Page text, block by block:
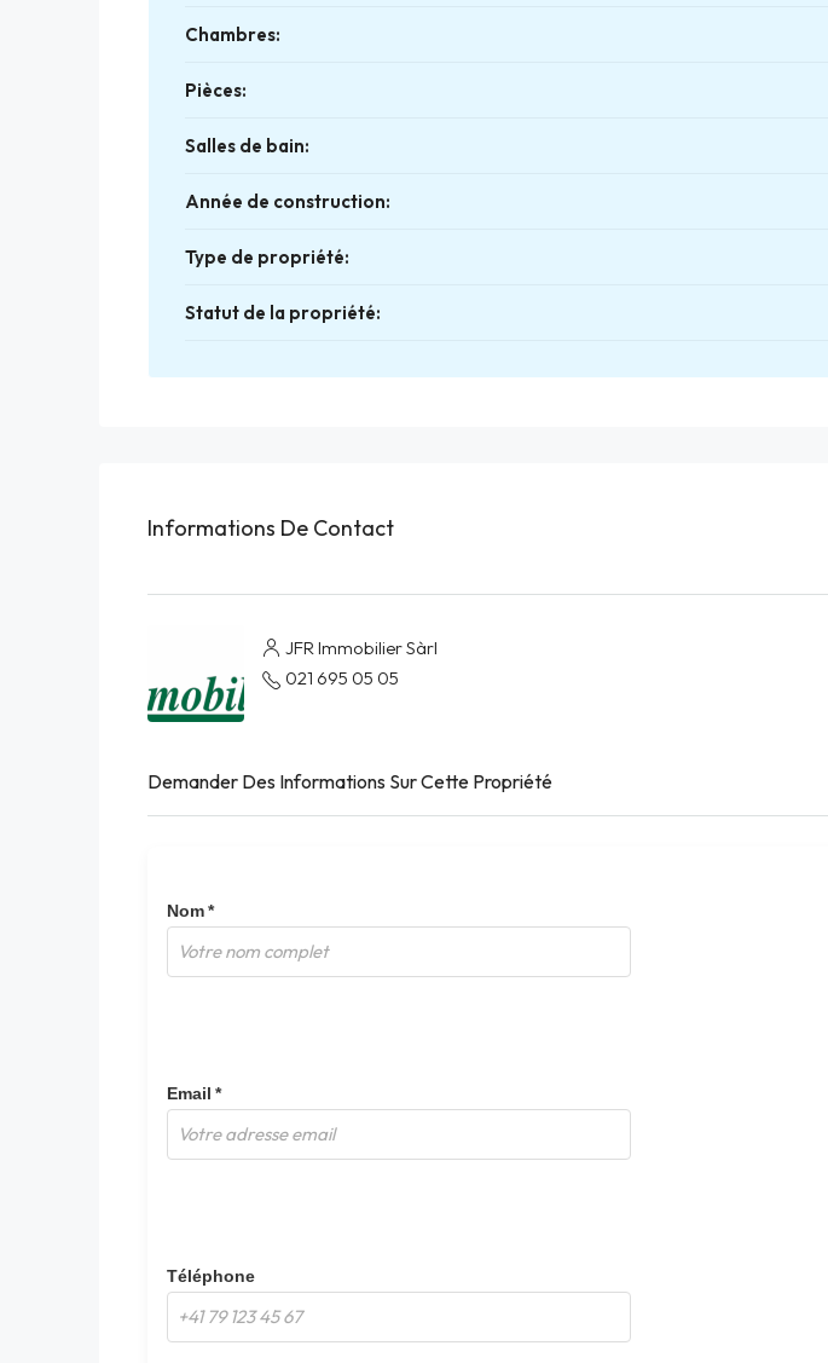
Chambres:
Pièces:
Salles de bain:
Année de construction:
Type de propriété:
Statut de la propriété:
Informations De Contact
JFR Immobilier Sàrl
021 695 05 05
Demander Des Informations Sur Cette Propriété
Nom *
Email *
Téléphone